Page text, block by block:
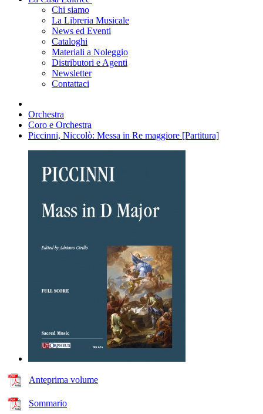
Chi siamo
La Libreria Musicale
News ed Eventi
Cataloghi
Materiali a Noleggio
Distributori e Agenti
Newsletter
Contattaci
Orchestra
Coro e Orchestra
Piccinni, Niccolò: Messa in Re maggiore [Partitura]
Anteprima volume
Sommario